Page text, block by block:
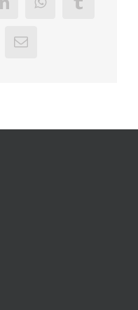
LinkedInWhatsAppTumblr
Sähköposti